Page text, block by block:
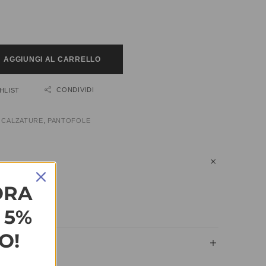
AGGIUNGI AL CARRELLO
CONDIVIDI
CALZATURE PANTOFOLE
più.